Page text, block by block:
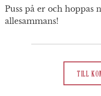
Puss på er och hoppas
allesammans!
TILL